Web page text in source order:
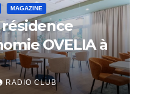
MAGAZINE
OVELIA à
RADIO CLUB